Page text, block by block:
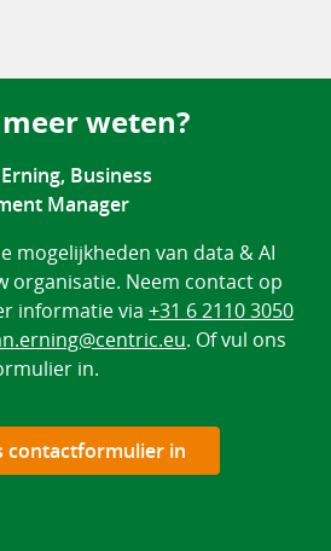
weten?
Business
Manager
mogelijkheden van data & AI
organisatie. Neem contact op
informatie via +31 6 2110 3050
. Of vul ons
in.
contactformulier in